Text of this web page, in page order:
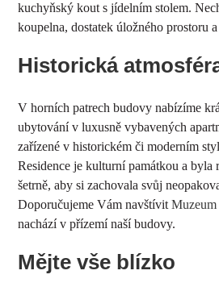
kuchyňský kout s jídelním stolem.
koupelna, dostatek úložného prostoru
Historická
V horních patrech budovy nabízíme
ubytování v luxusně vybavených
zařízené v historickém či moderním
Residence je kulturní památkou a byla
šetrně, aby si zachovala svůj
Doporučujeme Vám navštívit
nachází v přízemí naší budovy.
Mějte vše blízko